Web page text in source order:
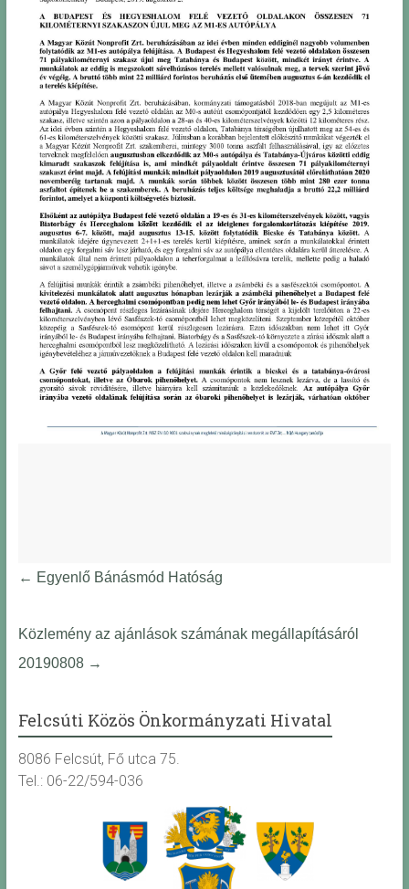
← Egyenlő Bánásmód Hatóság
Közlemény az ajánlások számának megállapításáról
20190808 →
Felcsúti Közös Önkormányzati Hivatal
8086 Felcsút, Fő utca 75.
Tel.: 06-22/594-036